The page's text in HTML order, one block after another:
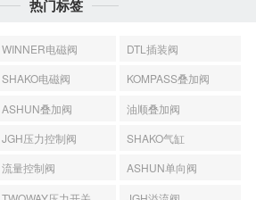
热门标签
WINNER电磁阀
DTL插装阀
SHAKO电磁阀
KOMPASS叠加阀
ASHUN叠加阀
油顺叠加阀
JGH压力控制阀
SHAKO气缸
流量控制阀
ASHUN单向阀